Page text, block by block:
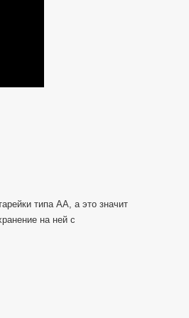
типа АА, а это значит
на ней с